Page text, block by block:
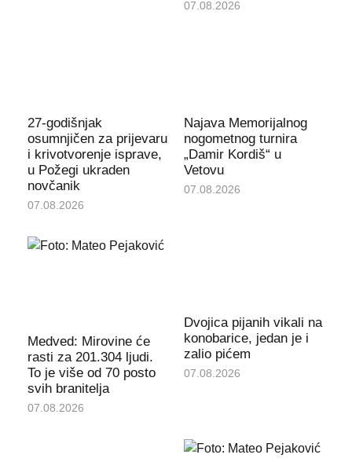
07.08.2026
27-godišnjak
osumnjičen za prijevaru
i krivotvorenje isprave,
u Požegi ukraden
novčanik
07.08.2026
Najava Memorijalnog
nogometnog turnira
„Damir Kordiš“ u
Vetovu
07.08.2026
Medved: Mirovine će
rasti za 201.304 ljudi.
To je više od 70 posto
svih branitelja
07.08.2026
Dvojica pijanih vikali na
konobarice, jedan je i
zalio pićem
07.08.2026